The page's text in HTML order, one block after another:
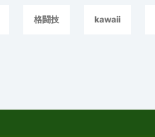
格闘技 kawaii